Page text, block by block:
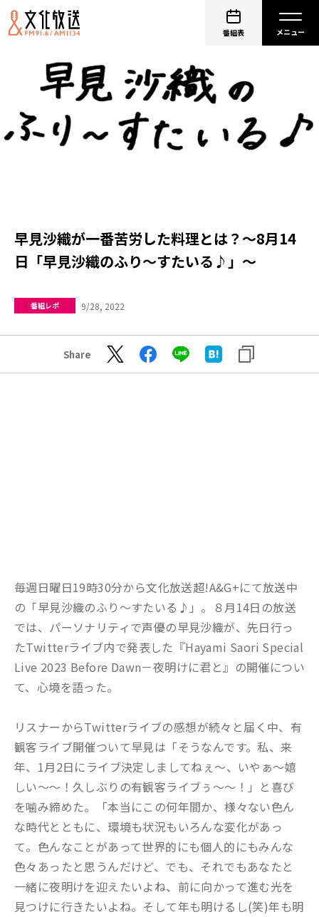
番組表
早見沙織が一番苦労した料理とは？～8月14
日「早見沙織のふり～すたいる♪」～
番組レポ 9/28, 2022
Share
毎週日曜日19時30分から文化放送超!A&G+にて放送中
の「早見沙織のふり～すたいる♪」。８月14日の放送
では、パーソナリティで声優の早見沙織が、先日行っ
たTwitterライブ内で発表した『Hayami Saori Special
Live 2023 Before Dawn－夜明けに君と』の開催につい
て、心境を語った。
リスナーからTwitterライブの感想が続々と届く中、有
観客ライブ開催ついて早見は「そうなんです。私、来
年、1月2日にライブ決定しましてねぇ〜、いやぁ〜嬉
しい〜〜！久しぶりの有観客ライブぅ〜〜！」と喜び
を噛み締めた。「本当にこの何年間か、様々ない色ん
な時代とともに、環境も状況もいろんな変化があっ
て。色んなことがあって世界的にも個人的にもみんな
色々あったと思うんだけど、でも、それでもあなたと
一緒に夜明けを迎えたいよね、前に向かって進む光を
見つけに行きたいよね。そして年も明けるし(笑)年も明